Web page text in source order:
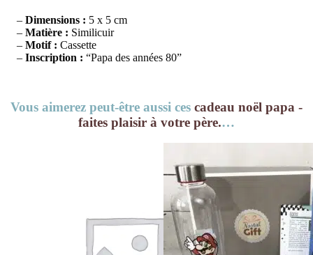
– Dimensions : 5 x 5 cm
– Matière : Similicuir
– Motif : Cassette
– Inscription : “Papa des années 80”
Vous aimerez peut-être aussi ces cadeau noël papa -
faites plaisir à votre père.…